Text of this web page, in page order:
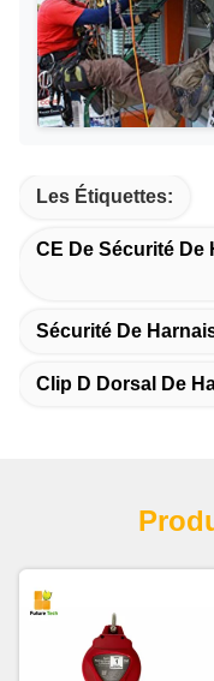
Les Étiquettes:
CE De Sécurité De
Sécurité De
Clip D Dorsal De